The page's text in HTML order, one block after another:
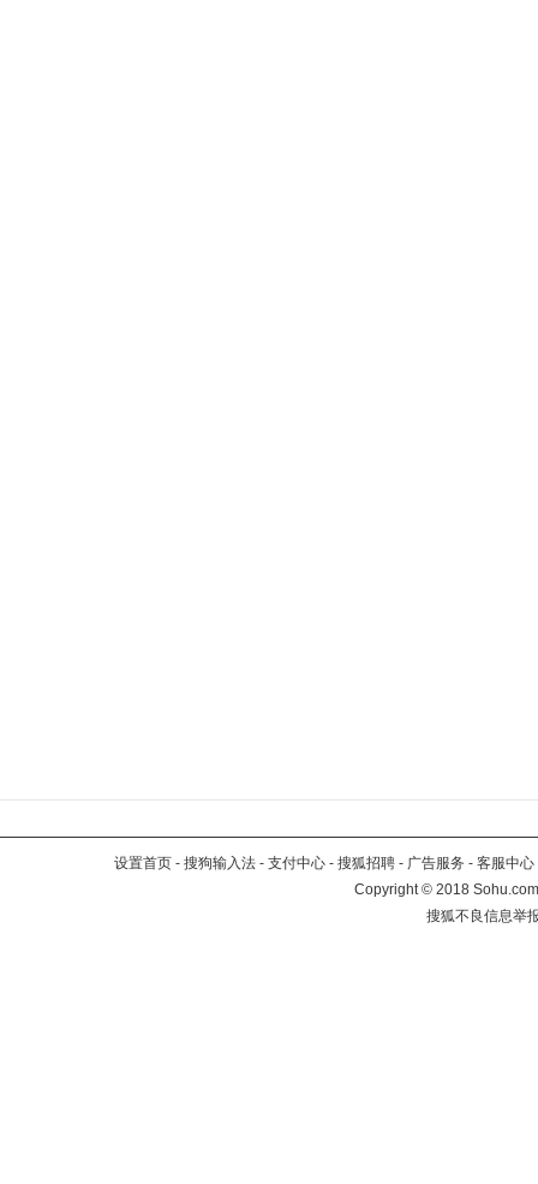
设置首页 - 搜狗输入法 - 支付中心 - 搜狐招聘 - 广告服务 - 客服中心
Copyright©2018
搜狐不良信息举